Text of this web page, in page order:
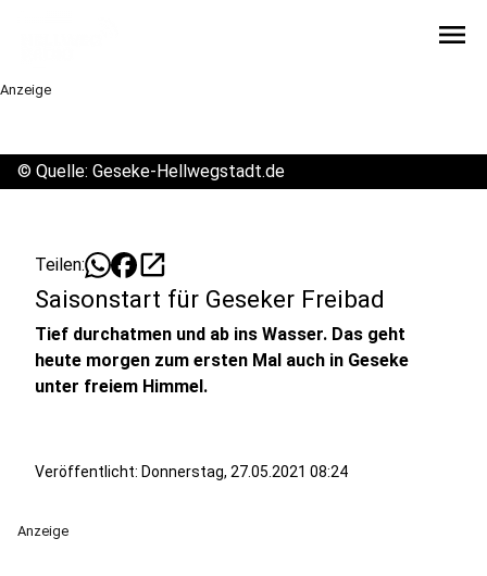
menu
Anzeige
© Quelle: Geseke-Hellwegstadt.de
Teilen: open_in_new
Saisonstart für Geseker Freibad
Tief durchatmen und ab ins Wasser. Das geht
heute morgen zum ersten Mal auch in Geseke
unter freiem Himmel.
Veröffentlicht: Donnerstag, 27.05.2021 08:24
Anzeige